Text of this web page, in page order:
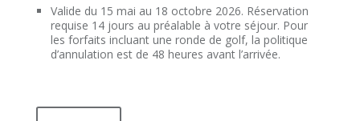
Valide du 15 mai au 18 octobre 2026. Réservation
requise 14 jours au préalable à votre séjour. Pour
les forfaits incluant une ronde de golf, la politique
d’annulation est de 48 heures avant l’arrivée.